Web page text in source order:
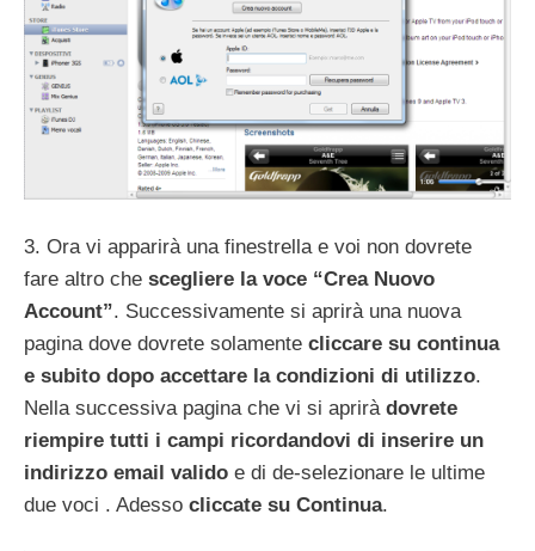
3. Ora vi apparirà una finestrella e voi non dovrete
fare altro che scegliere la voce “Crea Nuovo
Account”. Successivamente si aprirà una nuova
pagina dove dovrete solamente cliccare su continua
e subito dopo accettare la condizioni di utilizzo.
Nella successiva pagina che vi si aprirà dovrete
riempire tutti i campi ricordandovi di inserire un
indirizzo email valido e di de-selezionare le ultime
due voci . Adesso cliccate su Continua.